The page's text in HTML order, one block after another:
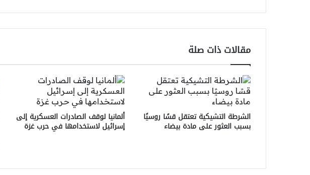
مقالات ذات صلة
الشرطة التشيكية تعتقل قسًا روسيًا
بسبب العثور على مادة بيضاء
ألمانيا لوقف الصادرات العسكرية إلى
إسرائيل لاستخدامها في حرب غزة